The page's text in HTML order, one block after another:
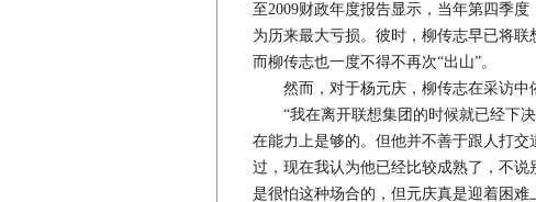
至2009财政年度报告显示，当年第四季度
为历来最大亏损。彼时，柳传志早已将
而柳传志也一度不得不再次“出山”。
然而，对于杨元庆，柳传志在采访中
“我在离开联想集团的时候就已经下决
在能力上是够的。但他并不善于跟人打
过，现在我认为他已经比较成熟了，不
是很怕这种场合的，但元庆真是迎着困难